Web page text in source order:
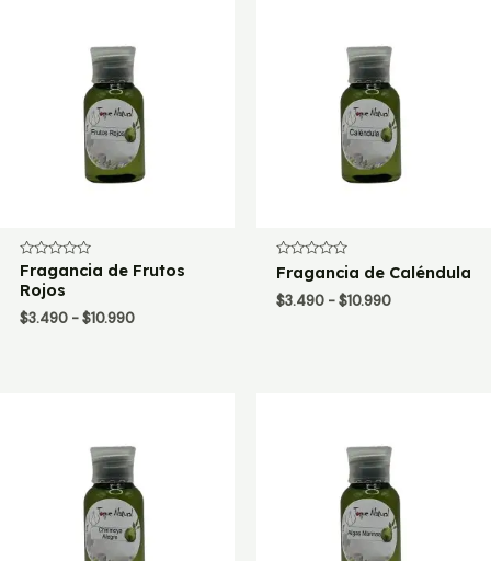
Valorado
con
0
5
Fragancia de Frutos
Rojos
$3.490 - $10.990Rango
Valorado
con
0
de
Fragancia de Caléndula
$3.490 - $10.990Rango